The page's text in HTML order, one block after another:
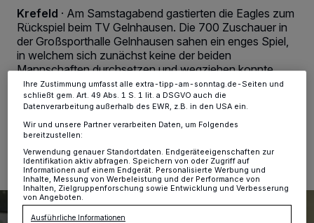
Krefeld · Am Samstagabend gastierten die Eagles zum
Rückspiel beim TV Gelnhausen. Die 700 Zuschauer in
der Großsporthalle Gelnhausen sahen ein enges Spiel,
in welchem sich zunächst keine der beiden
Mannschaften durchsetzen und wegziehen konnte.
22.04.2024 , 09:28 Uhr Eine Minute Lesezeit
Anzeigen möglicherweise nicht mehr so relevant für Sie. Sie können
dieses Menü jederzeit wieder aufrufen, um Ihre Einstellungen zu
ändern oder Ihre Einwilligung zu widerrufen, indem Sie auf den Link
Einstellungen oder Ablehnen am unteren Rand der Webseite klicken.
Ihre Einstellungen gelten innerhalb unseres Website. Weitere
Informationen finden Sie in unserer Datenschutzerklärung.
Ihre Zustimmung umfasst alle extra-tipp-am-sonntag.de-Seiten und
schließt gem. Art. 49 Abs. 1 S. 1 lit. a DSGVO auch die
Datenverarbeitung außerhalb des EWR, z.B. in den USA ein.
Wir und unsere Partner verarbeiten Daten, um Folgendes
bereitzustellen:
Verwendung genauer Standortdaten. Endgeräteeigenschaften zur
Identifikation aktiv abfragen. Speichern von oder Zugriff auf
Informationen auf einem Endgerät. Personalisierte Werbung und
Inhalte, Messung von Werbeleistung und der Performance von
Inhalten, Zielgruppenforschung sowie Entwicklung und Verbesserung
von Angeboten.
Ausführliche Informationen